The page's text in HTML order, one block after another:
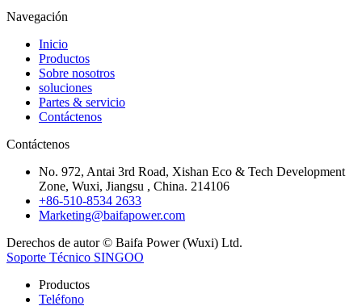
Navegación
Inicio
Productos
Sobre nosotros
soluciones
Partes & servicio
Contáctenos
Contáctenos
No. 972, Antai 3rd Road, Xishan Eco & Tech Development
Zone, Wuxi, Jiangsu , China. 214106
+86-510-8534 2633
Marketing@baifapower.com
Derechos de autor © Baifa Power (Wuxi) Ltd.
Soporte Técnico SINGOO
Productos
Teléfono